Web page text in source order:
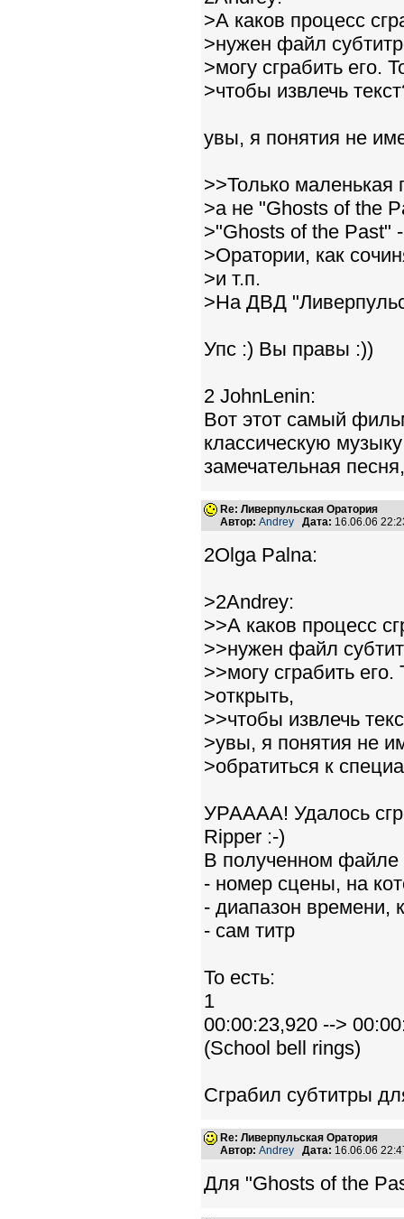
>А каков процесс
>нужен файл
>могу сграбить его.
>чтобы извлечь
увы, я понятия не
>>Только
>а не "Ghosts of the
>"Ghosts of the Past"
>Оратории, как
>и т.п.
>На ДВД
Упс :) Вы правы :))
2 JohnLenin:
Вот этот самый
классическую
замечательная
Re: Ливерпульская Оратория
Автор: Andrey Дата: 16.06.06
2Olga Palna:
>2Andrey:
>>А каков процесс
>>нужен файл
>>могу сграбить
>открыть,
>>чтобы извлечь
>увы, я понятия не
>обратиться к
УРАААА! Удалось
Ripper :-)
В полученном файле
- номер сцены, на
- диапазон времени,
- сам титр
То есть:
1
00:00:23,920 -->
(School bell rings)
Сграбил субтитры
Re: Ливерпульская Оратория
Автор: Andrey Дата: 16.06.06
Для "Ghosts of the